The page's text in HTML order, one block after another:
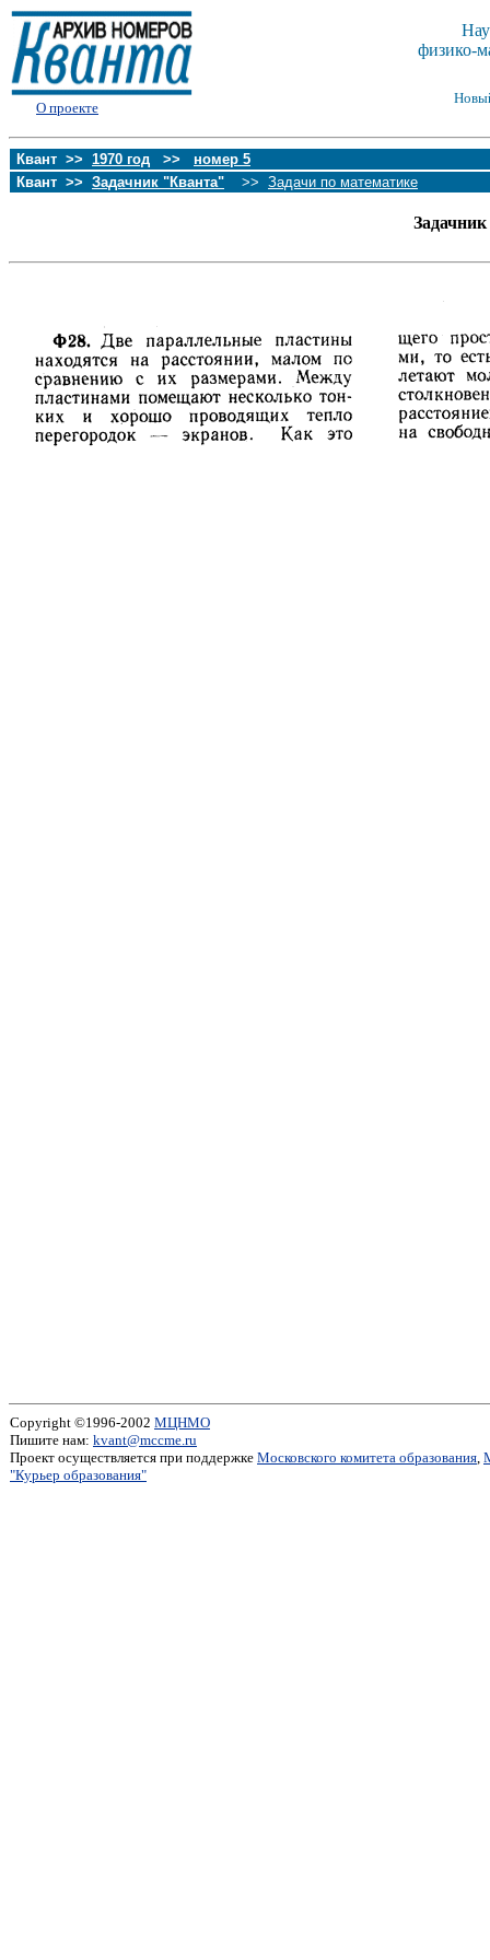
О проекте
физико-
Квант >> 1970 год >> номер 5
Квант >> Задачник "Кванта" >> Задачи по математике
Copyright ©1996-2002 МЦНМО
Пишите нам: kvant@mccme.ru
Проект осуществляется при поддержке Московского комитета образования,
"Курьер образования"